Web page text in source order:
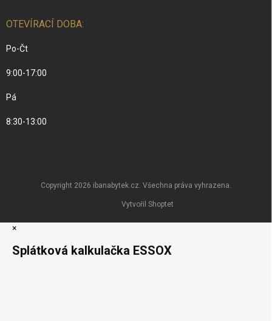
OTEVÍRACÍ DOBA:
Po-Čt
9:00-17:00
Pá
8:30-13:00
Vytvořil Shoptet
Copyright 2026 ibanabytek.cz . Všechna práva vyhrazena.
×
Splátková kalkulačka ESSOX